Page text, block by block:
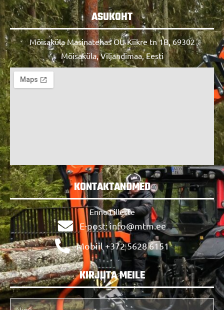
ASUKOHT
Mõisaküla Masinatehas OÜ Kiikre tn 1B, 69302
Mõisaküla, Viljandimaa, Eesti
KONTAKTANDMED
Enno Lilleste
E-post: info@mtm.ee
Mobiil +372 5628 6151
KIRJUTA MEILE